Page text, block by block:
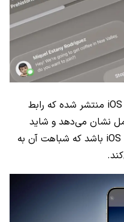
امروز تصویر جدیدی منتسب به iOS 18 منتشر شده که رابط
نشان می‌دهد و شاید
اولین تصویر افشا شده واقعی از iOS 18 باشد که شباهت آن به